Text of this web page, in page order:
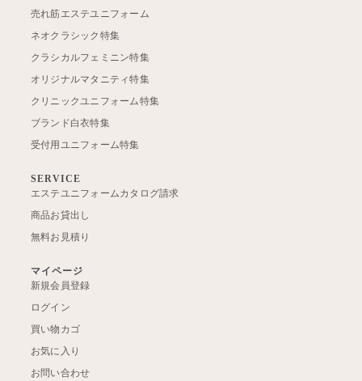
売れ筋エステユニフォーム
ネオクラシック特集
クラシカルフェミニン特集
オリジナルマタニティ特集
クリニックユニフォーム特集
ブランド白衣特集
受付用ユニフォーム特集
SERVICE
エステユニフォームカタログ請求
商品お貸出し
無料お見積り
マイページ
新規会員登録
ログイン
買い物カゴ
お気に入り
お問い合わせ